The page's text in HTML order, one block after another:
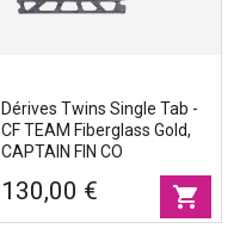
Dérives Twins Single Tab -
CF TEAM Fiberglass Gold,
CAPTAIN FIN CO
130,00 € shopping_cart